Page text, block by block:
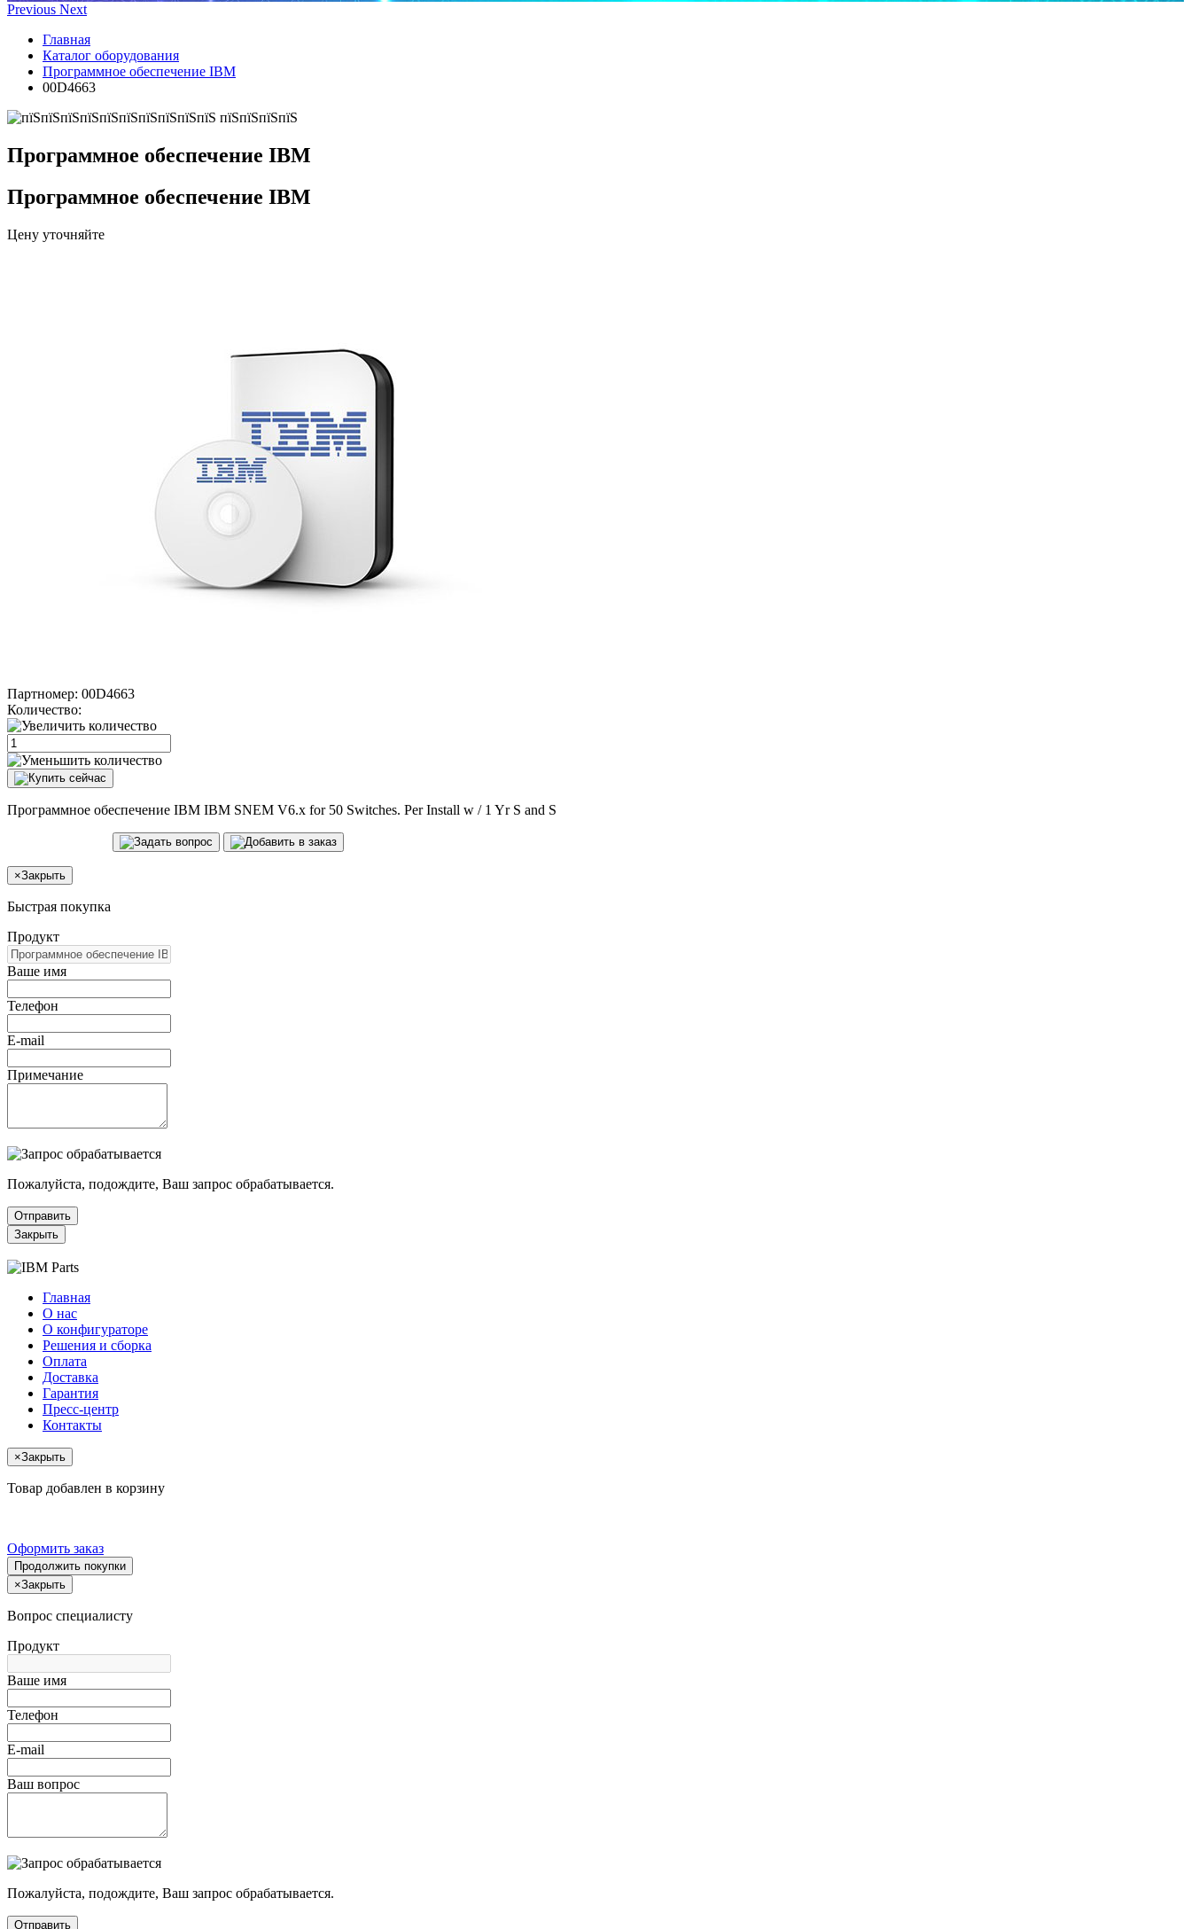
Previous Next
Главная
Каталог оборудования
Программное обеспечение IBM
00D4663
Программное обеспечение IBM
Программное обеспечение IBM
Цену уточняйте
Партномер: 00D4663
Количество:
Программное обеспечение IBM IBM SNEM V6.x for 50 Switches. Per Install w / 1 Yr S and S
×Закрыть
Быстрая покупка
Продукт
Ваше имя
Телефон
E-mail
Примечание
Пожалуйста, подождите, Ваш запрос обрабатывается.
Отправить
Закрыть
Главная
О нас
О конфигураторе
Решения и сборка
Оплата
Доставка
Гарантия
Пресс-центр
Контакты
×Закрыть
Товар добавлен в корзину
Оформить заказ
Продолжить покупки
×Закрыть
Вопрос специалисту
Продукт
Ваше имя
Телефон
E-mail
Ваш вопрос
Пожалуйста, подождите, Ваш запрос обрабатывается.
Отправить